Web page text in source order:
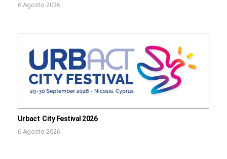
6 Agosto 2026
Urbact City Festival 2026
6 Agosto 2026